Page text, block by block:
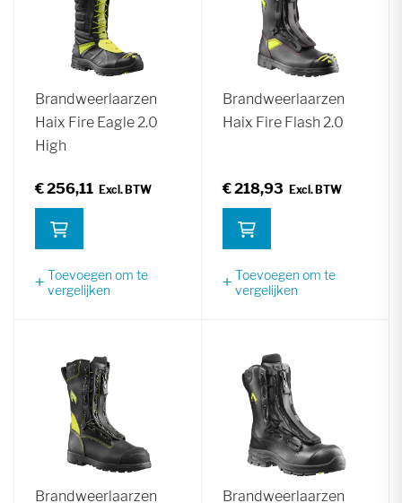
Brandweerlaarzen
Haix Fire Eagle 2.0
High
€ 256,11
Toevoegen om te
vergelijken
Brandweerlaarzen
Haix Fire Flash 2.0
€ 218,93
Toevoegen om te
vergelijken
Brandweerlaarzen Brandweerlaarzen